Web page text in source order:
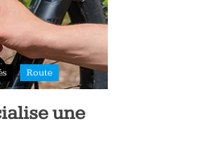
Route
une